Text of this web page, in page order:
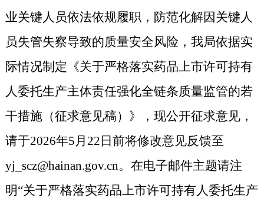
业关键人员依法依规履职，防范化解因关键人
员失管失察导致的质量安全风险，我局依据实
际情况制定 《关于严格落实药品上市许可持有
人委托生产主体责任强化全链条质量监管的若
干措施（征求意见稿）》
，现公开征求意见，
请于2026年5月22日前将修改意见反馈至
yj_scz@hainan.gov.cn。在电子邮件主题请注
明“关于严格落实药品上市许可持有人委托生产